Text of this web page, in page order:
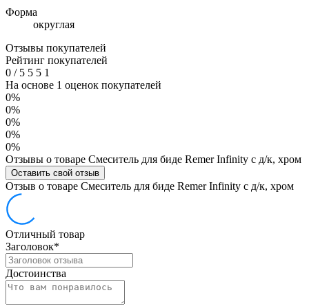
Форма
округлая
Отзывы покупателей
Рейтинг покупателей
0 /5 5 5 1
На основе 1 оценок покупателей
0%
0%
0%
0%
0%
Отзывы о товаре Смеситель для биде Remer Infinity с д/к, хром
Оставить свой отзыв
Отзыв о товаре Смеситель для биде Remer Infinity с д/к, хром
Отличный товар
Заголовок*
Достоинства